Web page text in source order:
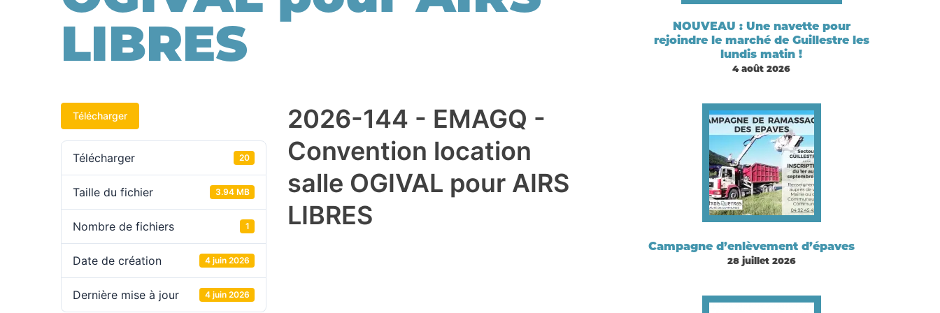
LIBRES
Télécharger
Télécharger 20
Taille du fichier 3.94 MB
Nombre de fichiers 1
Date de création 4 juin 2026
Dernière mise à jour 4 juin 2026
2026-144 - EMAGQ -
Convention location
salle OGIVAL pour AIRS
LIBRES
NOUVEAU : Une navette pour
rejoindre le marché de Guillestre les
lundis matin !
4 août 2026
Campagne d’enlèvement d’épaves
28 juillet 2026